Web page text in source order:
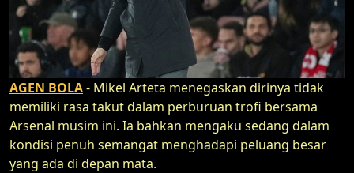
AGEN BOLA- Mikel Arteta menegaskan dirinya tidak
memiliki rasa takut dalam perburuan trofi bersama
Arsenal musim ini. Ia bahkan mengaku sedang dalam
kondisi penuh semangat menghadapi peluang besar
yang ada di depan mata.